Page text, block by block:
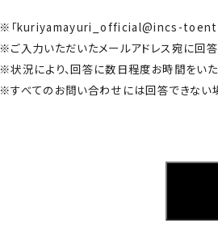
※「kuriyamayuri_official@incs-toenter.jp
※ご入力いただいたメールアドレス宛に回答
※状況により、回答に数日程度お時間をいた
※すべてのお問い合わせには回答できない